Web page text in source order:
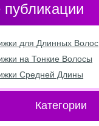
для Длинных Волос
на Тонкие Волосы
Средней Длины
Категории